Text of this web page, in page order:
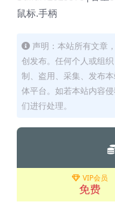
鼠标.手柄
声明：本站所有文章
创发布。任何个人或组
制、盗用、采集、发布
体平台。如若本站内容
们进行处理。
VIP会员
免费